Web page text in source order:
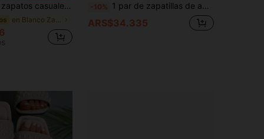
casuales con cordones, suela de goma y punta redonda, en beige y color contrastante, para uso diario, tallas 36-42, zapatos de estilo atlético -10% 1 par de zapatillas de agua de moda para mujer para actividades acuáticas, con correa ajustable, antideslizante y cómoda, de doble capa transpirable, con suela de goma, adecuada para caminatas en la playa, fiestas en la , ciclismo en el parque, fitness y yoga - Zapatillas deportivas de verano con cordones de estilo casual y a rayas
ARS$34.335